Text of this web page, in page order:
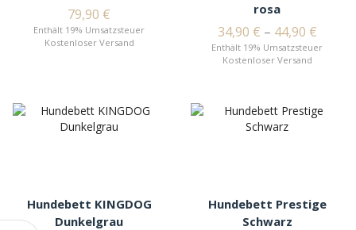
79,90 €
Enthält 19% Umsatzsteuer
Kostenloser Versand
rosa
34,90 € – 44,90 €
Enthält 19% Umsatzsteuer
Kostenloser Versand
Hundebett KINGDOG
Dunkelgrau
Hundebett Prestige
Schwarz